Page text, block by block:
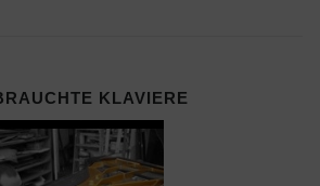
KLAVIERE